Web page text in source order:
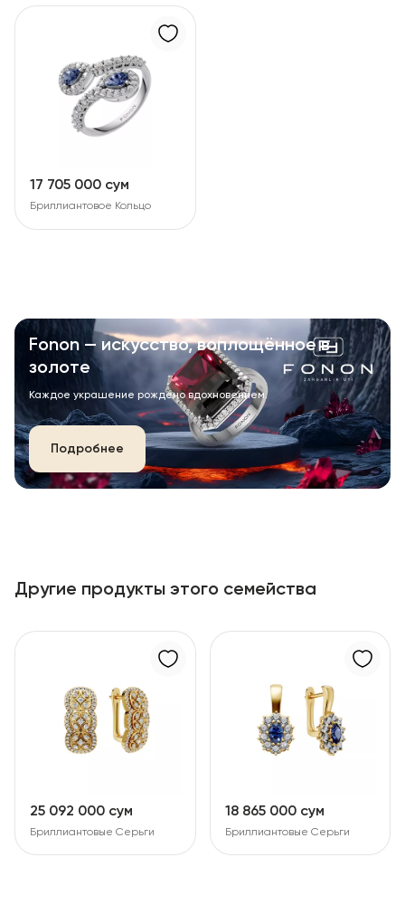
17 705 000 сум
Бриллиантовое Кольцо
Fonon — искусство, воплощённое в
золоте
Каждое украшение рождено вдохновением.
Подробнее
Другие продукты этого семейства
25 092 000 сум
Бриллиантовые Серьги
18 865 000 сум
Бриллиантовые Серьги